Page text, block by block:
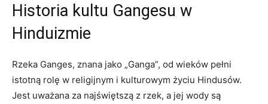
Historia kultu Gangesu w
Hinduizmie
Rzeka Ganges, znana jako „Ganga”, od wieków pełni
istotną rolę w religijnym i kulturowym życiu Hindusów.
Jest uważana za najświętszą z rzek, a jej wody są